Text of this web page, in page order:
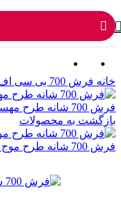
خانهفرش 700 بی سی اف
فرش 700 شانه طرح مهسا کرم
بازگشت به محصولات
فرش 700 شانه طرح موج کرم